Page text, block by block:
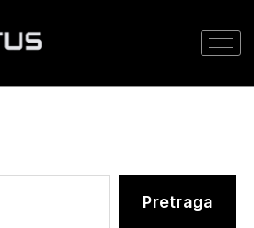
Pretraga